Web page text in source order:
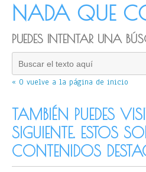
NADA QUE
PUEDES INTENTAR UNA
« O vuelve a la página de inicio
TAMBIÉN PUEDES
SIGUIENTE. ESTOS
CONTENIDOS